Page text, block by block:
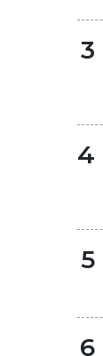
3
4
5
6